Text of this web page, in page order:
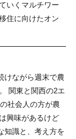
いくマルチワー
住に向けたオン
けながら週末で農
関東と関西の2エ
社会人の方が農
興味があるけど
知識と、考え方を